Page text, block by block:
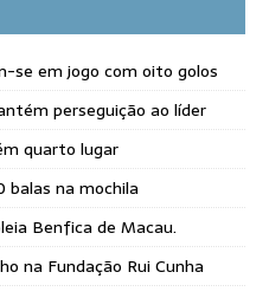
se em jogo com oito golos
perseguição ao líder
quarto lugar
balas na mochila
Benfica de Macau.
na Fundação Rui Cunha